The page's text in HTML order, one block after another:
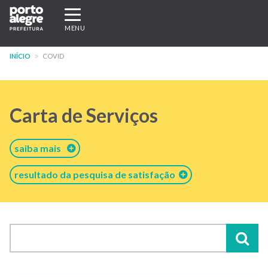
Pular
para
conteúdo
Expandir/recolher
navegação
MENU
INÍCIO COVID
Carta de Serviços
saiba mais
resultado da pesquisa de satisfação